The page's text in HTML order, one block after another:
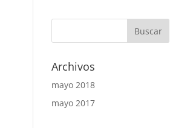
Archivos
mayo 2018
mayo 2017